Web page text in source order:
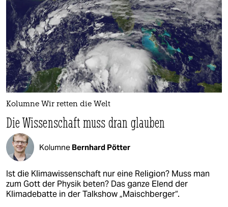
Kolumne Wir retten die Welt
Die Wissenschaft muss dran glauben
Kolumne Bernhard Pötter
Ist die Klimawissenschaft nur eine Religion? Muss man
zum Gott der Physik beten? Das ganze Elend der
Klimadebatte in der Talkshow „Maischberger“.